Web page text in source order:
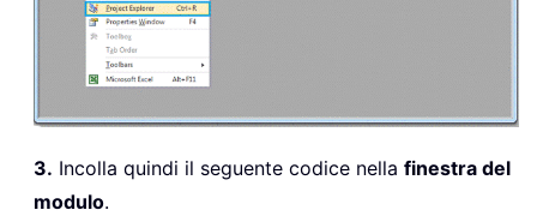
3. Incolla quindi il seguente codice nella finestra del
modulo.